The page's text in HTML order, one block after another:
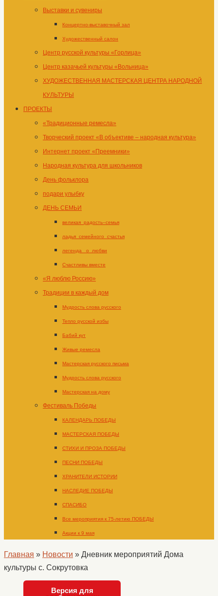
Выставки и сувениры
Концертно-выставочный зал
Художественный салон
Центр русской культуры «Горлица»
Центр казачьей культуры «Вольница»
ХУДОЖЕСТВЕННАЯ МАСТЕРСКАЯ ЦЕНТРА НАРОДНОЙ
КУЛЬТУРЫ
ПРОЕКТЫ
«Традиционные ремесла»
Творческий проект «В объективе – народная культура»
Интернет проект «Преемники»
Народная культура для школьников
День фольклора
подари улыбку
ДЕНЬ СЕМЬИ
великая_радость–семья
ладья_семейного_счастья
легенда _о_любви
Счастливы вместе
«Я люблю Россию»
Традиции в каждый дом
Мудрость слова русского
Тепло русской избы
Бабий кут
Живые ремесла
Мастерская русского письма
Мудрость слова русского
Мастерская на дому
Фестиваль Победы
КАЛЕНДАРЬ ПОБЕДЫ
МАСТЕРСКАЯ ПОБЕДЫ
СТИХИ И ПРОЗА ПОБЕДЫ
ПЕСНИ ПОБЕДЫ
ХРАНИТЕЛИ ИСТОРИИ
НАСЛЕДИЕ ПОБЕДЫ
СПАСИБО
Все мероприятия к 75-летию ПОБЕДЫ
Акции к 9 мая
Главная » Новости » Дневник мероприятий Дома
культуры с. Сокрутовка
Версия для